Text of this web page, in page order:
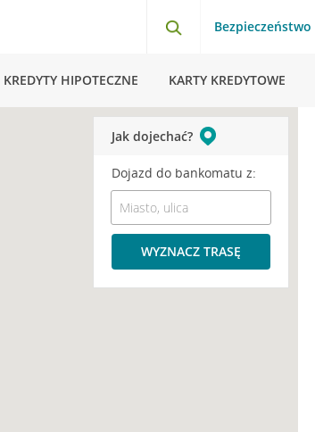
Bezpieczeństwo
KREDYTY HIPOTECZNE KARTY KREDYTOWE
Jak dojechać?
Dojazd do bankomatu z:
WYZNACZ TRASĘ